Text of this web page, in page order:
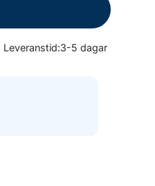
Leveranstid:3-5 dagar